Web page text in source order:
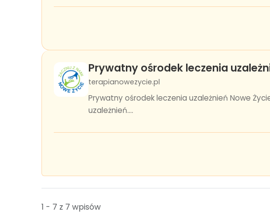
Prywatny ośrodek leczenia
terapianowezycie.pl
Prywatny ośrodek leczenia uzależnień Nowe
uzależnień....
1 - 7 z 7 wpisów